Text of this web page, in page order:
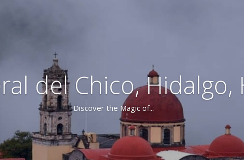
del Chico, Hidalgo,
Discover the Magic of...